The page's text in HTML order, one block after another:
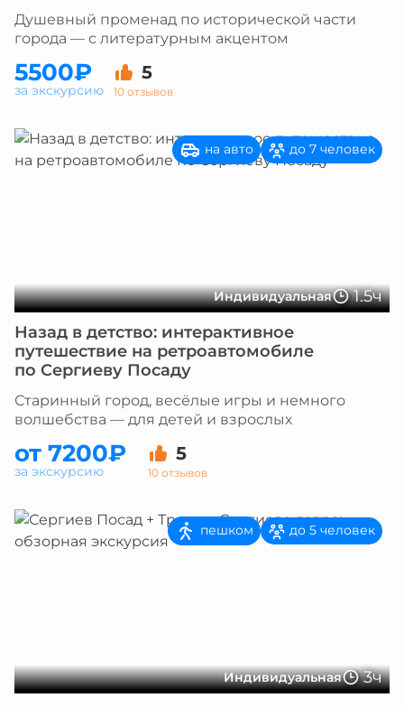
Душевный променад по исторической части
города — с литературным акцентом
5500₽ 5
10 отзывов
за экскурсию
Индивидуальная 1.5ч
на авто до 7 человек
Назад в детство: интерактивное
путешествие на ретроавтомобиле
по Сергиеву Посаду
Старинный город, весёлые игры и немного
волшебства — для детей и взрослых
от 7200₽ 5
10 отзывов
за экскурсию
Индивидуальная 3ч
пешком до 5 человек